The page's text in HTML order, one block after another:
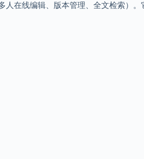
在线编辑、版本管理、全文检索）